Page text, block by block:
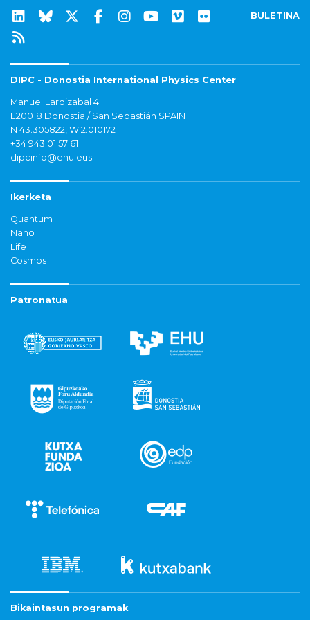
BULETINA
DIPC - Donostia International Physics Center
Manuel Lardizabal 4
E20018 Donostia / San Sebastián SPAIN
N 43.305822, W 2.010172
+34 943 01 57 61
dipcinfo@ehu.eus
Ikerketa
Quantum
Nano
Life
Cosmos
Patronatua
Bikaintasun programak